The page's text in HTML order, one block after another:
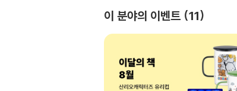
이 분야의 이벤트 11